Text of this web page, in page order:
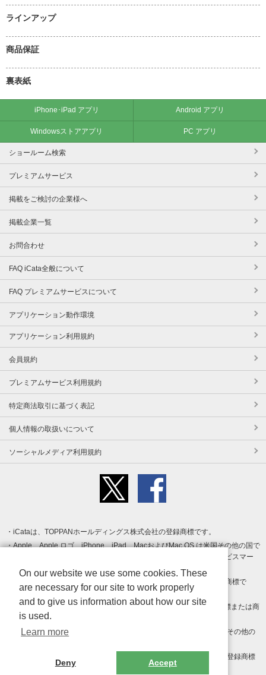
ラインアップ
商品保証
裏表紙
iPhone･iPad アプリ Android アプリ
Windowsストアアプリ PC アプリ
ショールーム検索
プレミアムサービス
掲載をご検討の企業様へ
掲載企業一覧
お問合わせ
FAQ iCata全般について
FAQ プレミアムサービスについて
アプリケーション動作環境
アプリケーション利用規約
会員規約
プレミアムサービス利用規約
特定商法取引に基づく表記
個人情報の取扱いについて
ソーシャルメディア利用規約
iCataは、TOPPANホールディングス株式会社の登録商標です。
Apple、Apple ロゴ、iPhone、iPad、MacおよびMac OS は米国その他の国で
登録された Apple Inc. の商標です。App Store は Apple Inc. のサービスマー
クです。
Android、Google Play および Google Play ロゴ は Google LLC の商標で
す。
Windows は Microsoft Inc.の米国およびその他の国における登録商標または商
標です。
Adobe、Adobe Reader、Adobe PDF は、Adobe Inc.の米国およびその他の
その他、記載されている会社名、商品名、ロゴは各社の商標または登録商標
On our website we use some cookies. These
are necessary for our site to work properly
and to give us information about how our site
is used.
Learn more
Deny Accept